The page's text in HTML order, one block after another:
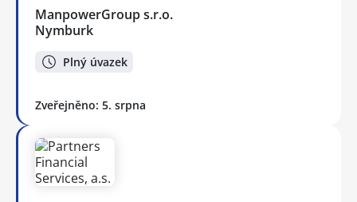
ManpowerGroup s.r.o.
Nymburk
Plný úvazek
Zveřejněno: 5. srpna